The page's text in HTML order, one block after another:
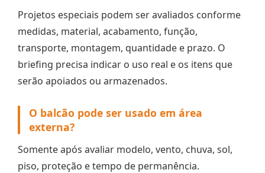
Projetos especiais podem ser avaliados conforme
medidas, material, acabamento, função,
transporte, montagem, quantidade e prazo. O
briefing precisa indicar o uso real e os itens que
serão apoiados ou armazenados.
O balcão pode ser usado em área
externa?
Somente após avaliar modelo, vento, chuva, sol,
piso, proteção e tempo de permanência.